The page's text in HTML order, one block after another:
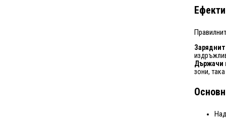
Държачи
зони,